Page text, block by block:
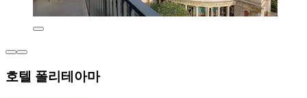
호텔 폴리테아마